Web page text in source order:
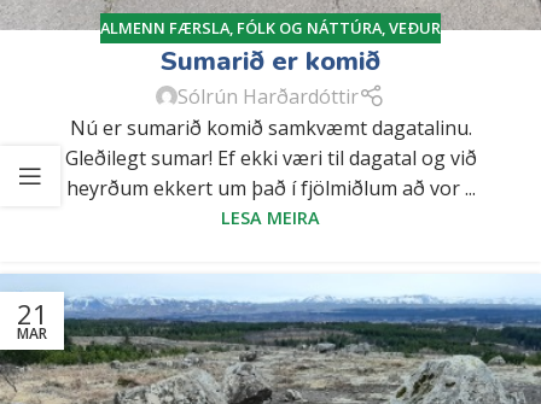
ALMENN FÆRSLA, FÓLK OG NÁTTÚRA,VEÐUR
Sumarið er komið
Sólrún Harðardóttir
Nú er sumarið komið samkvæmt dagatalinu.
Gleðilegt sumar! Ef ekki væri til dagatal og við
heyrðum ekkert um það í fjölmiðlum að vor ...
LESA MEIRA
21
MAR